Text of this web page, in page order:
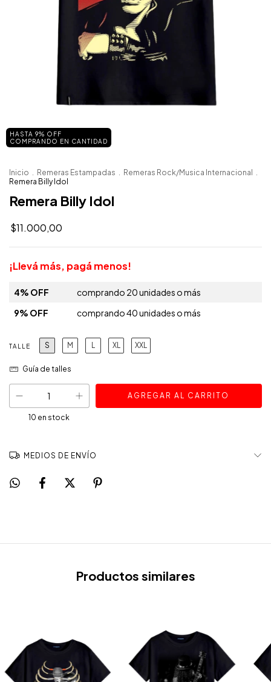
HASTA 9% OFF
COMPRANDO EN CANTIDAD
Inicio Remeras Estampadas Remeras Rock/Musica Internacional
Remera Billy Idol
Remera Billy Idol
$11.000,00
¡Llevá más, pagá menos!
4% OFF
comprando 20 unidades o más
9% OFF
comprando 40 unidades o más
TALLE S M XL XXL
Guía de talles
10 en stock
MEDIOS DE ENVÍO
Productos similares